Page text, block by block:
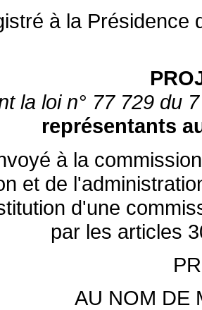
à la Présidence
la loi n° 77 729 du
représentants
à la
et de
d'une
par les articles
AU NOM DE